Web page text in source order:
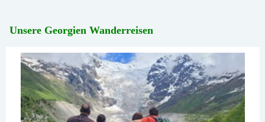
Unsere Georgien Wanderreisen